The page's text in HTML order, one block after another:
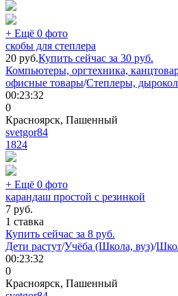
+ Ещё 0 фото
скобы для степлера
20 руб.Купить сейчас за 30 руб.
Компьютеры, оргтехника,
офисные товары/Степлеры,
00:23:32
0
Красноярск, Пашенный
svetgor84
1824
+ Ещё 0 фото
карандаш простой с резинкой
7 руб.
1 ставка
Купить сейчас за 8 руб.
Дети растут/Учёба (Школа, вуз)/
00:23:32
0
Красноярск, Пашенный